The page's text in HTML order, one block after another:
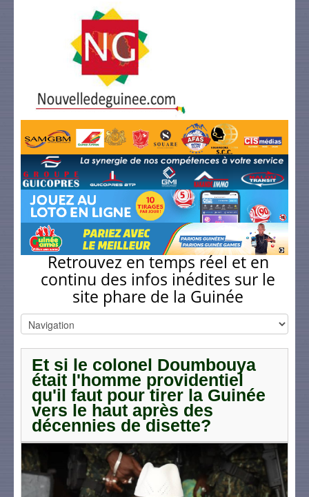
Retrouvez en temps réel et en
continu des infos inédites sur le
site phare de la Guinée
Et si le colonel Doumbouya
était l'homme providentiel
qu'il faut pour tirer la Guinée
vers le haut après des
décennies de disette?